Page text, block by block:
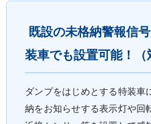
既設の未格納警報信
装車でも設置可能！（
ダンプをはじめとする特装車
納をお知らせする表示灯や回